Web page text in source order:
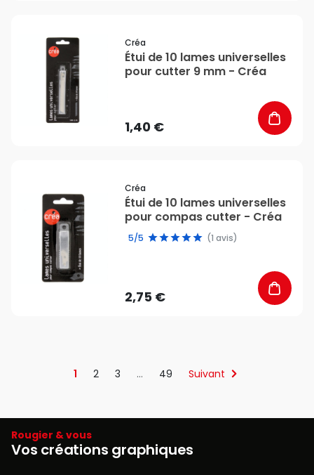
Créa
Étui de 10 lames universelles
pour cutter 9 mm - Créa
1,40 €
Créa
Étui de 10 lames universelles
pour compas cutter - Créa
5/5 (1 avis)
2,75 €
1 2 3 … 49 Suivant
Rougier & vous
Vos créations graphiques